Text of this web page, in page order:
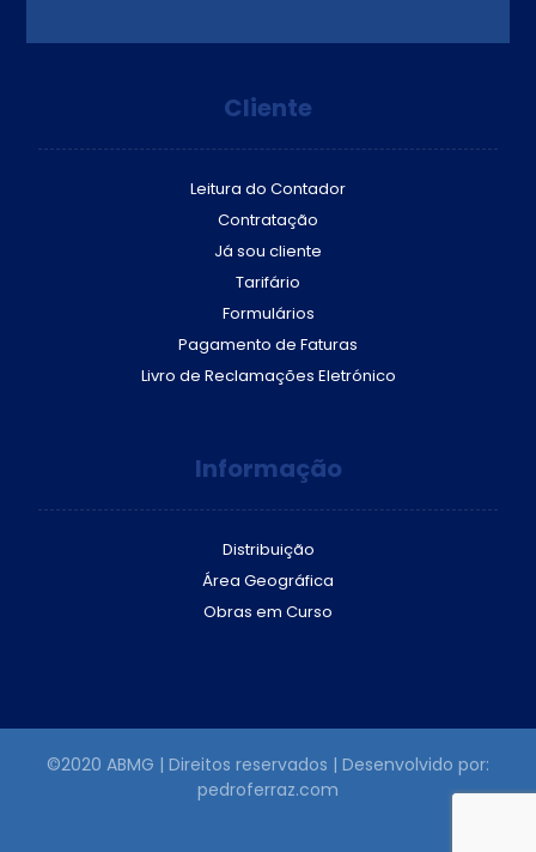
Cliente
Leitura do Contador
Contratação
Já sou cliente
Tarifário
Formulários
Pagamento de Faturas
Livro de Reclamações Eletrónico
Informação
Distribuição
Área Geográfica
Obras em Curso
©2020 ABMG | Direitos reservados | Desenvolvido por:
pedroferraz.com